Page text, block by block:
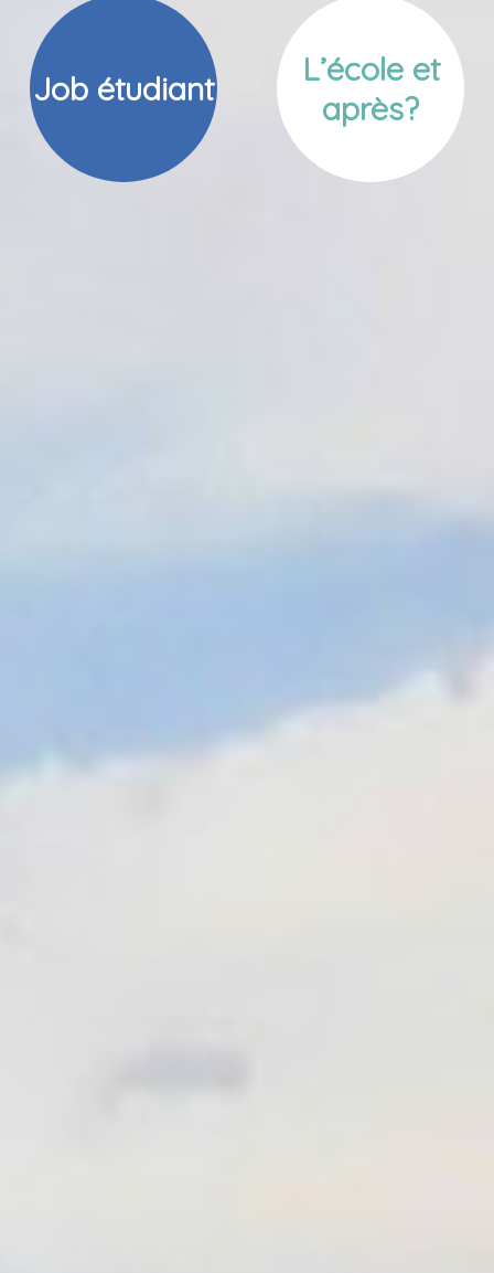
Job étudiant
L’école et
après?